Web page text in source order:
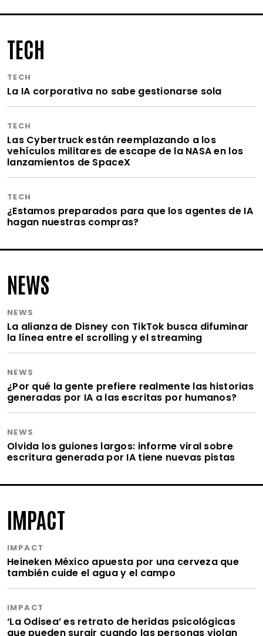
TECH
TECH
La IA corporativa no sabe gestionarse sola
TECH
Las Cybertruck están reemplazando a los
vehículos militares de escape de la NASA en los
lanzamientos de SpaceX
TECH
¿Estamos preparados para que los agentes de IA
hagan nuestras compras?
NEWS
NEWS
La alianza de Disney con TikTok busca difuminar
la línea entre el scrolling y el streaming
NEWS
¿Por qué la gente prefiere realmente las historias
generadas por IA a las escritas por humanos?
NEWS
Olvida los guiones largos: informe viral sobre
escritura generada por IA tiene nuevas pistas
IMPACT
IMPACT
Heineken México apuesta por una cerveza que
también cuide el agua y el campo
IMPACT
‘La Odisea’ es retrato de heridas psicológicas
que pueden surgir cuando las personas violan